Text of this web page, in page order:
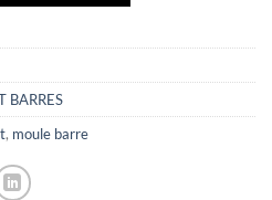
BARRES
, moule barre